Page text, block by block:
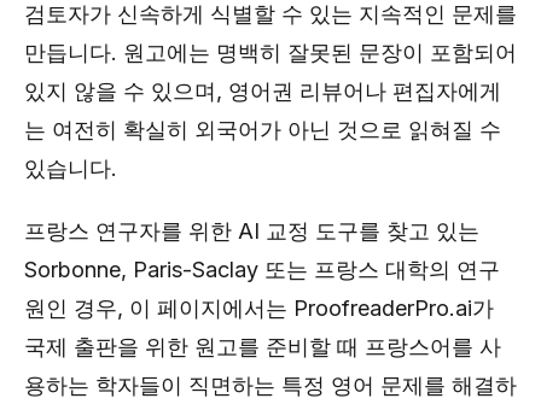
검토자가 신속하게 식별할 수 있는 지속적인 문제를
만듭니다. 원고에는 명백히 잘못된 문장이 포함되어
있지 않을 수 있으며, 영어권 리뷰어나 편집자에게
는 여전히 확실히 외국어가 아닌 것으로 읽혀질 수
있습니다.
프랑스 연구자를 위한 AI 교정 도구를 찾고 있는
Sorbonne, Paris-Saclay 또는 프랑스 대학의 연구
원인 경우, 이 페이지에서는 ProofreaderPro.ai가
국제 출판을 위한 원고를 준비할 때 프랑스어를 사
용하는 학자들이 직면하는 특정 영어 문제를 해결하